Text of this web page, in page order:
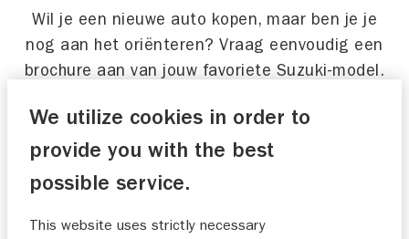
Wil je een nieuwe auto kopen, maar ben je je
nog aan het oriënteren? Vraag eenvoudig een
brochure aan van jouw favoriete Suzuki-model.
modellen. Je krijgt de brochure toegestuurd
inclusief bijbehorende
specificatie-/uitrusting-/prijslijst. Dan kan je op
bekijken.
We utilize cookies in order to
provide you with the best
possible service.
This website uses strictly necessary